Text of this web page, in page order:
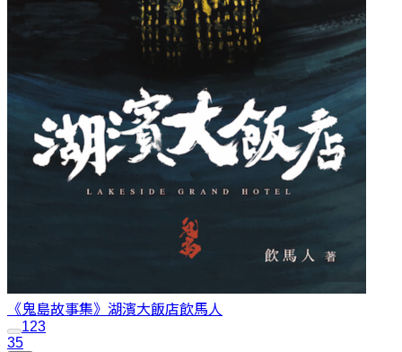
《鬼島故事集》湖濱大飯店飲馬人
123
35